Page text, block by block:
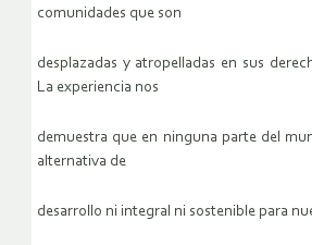
comunidades que son
desplazadas y atropelladas en sus
La experiencia nos
demuestra que en ninguna parte del
alternativa de
desarrollo ni integral ni sostenible para